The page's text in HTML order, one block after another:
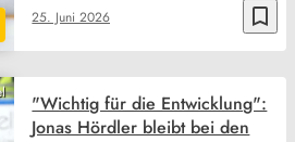
bookmark_border
25. Juni 2026
"Wichtig für die Entwicklung":
Jonas Hördler bleibt bei den